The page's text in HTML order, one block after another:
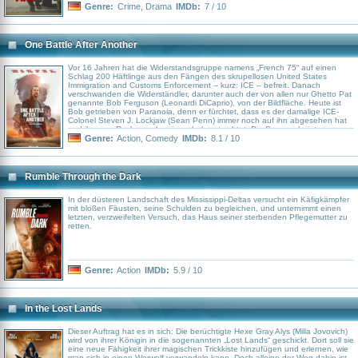
des Präsidenten erheblich erschwert. Es beginnt ein Wettlauf mit der Zeit,
Genre: Crime Drama IMDb: 7 / 10
One Battle After Another
Vor 16 Jahren hat die Widerstandsgruppe namens „French 75“ auf einen
Schlag 200 Häftlinge aus den Fängen des skrupellosen United States
Immigration and Customs Enforcement – kurz: ICE – befreit. Danach
verschwanden die Widerständler, darunter auch der von allen nur Ghetto Pat
genannte Bob Ferguson (Leonardi DiCaprio), von der Bildfläche. Heute ist
Bob getrieben von Paranoia, denn er fürchtet, dass es der damalige ICE-
Colonel Steven J. Lockjaw (Sean Penn) immer noch auf ihn abgesehen hat
und ihm aus Rache nach seinem Leben trachtet. Die Sorge scheint
zumindest nicht unbegründet, denn heute ist Lockjaw komplett abgedriftet
Bobs Tochter Willa (Chase Infiniti) abgesehen. Zusammen mit seinen alten
Weggefährt*innen Sensei Segio (Benicio del Toro), Deandra (Regina Hall)
und Perfidia Beverly Hills (Teyana Taylor) macht sich Bob also auf sich dem
extremistischen Colonel entgegenzustellen. Basiert auf dem Roman
„Vineland“ von Thomas Pynchon.
Genre: Action Comedy IMDb: 8.1 / 10
Rumble Through the Dark
In der düsteren Landschaft des Mississippi-Deltas versucht ein Käfigkämpfer
mit bloßen Fäusten, seine Schulden zu begleichen, und unternimmt einen
letzten, verzweifelten Versuch, das Haus seiner sterbenden Pflegemutter zu
retten.
Genre: Action IMDb: 5.9 / 10
In the Lost Lands
Dieser Auftrag hat es in sich: Die berüchtigte Hexe Gray Alys (Milla Jovovich)
wird von ihrer Königin in die sogenannten „Lost Lands“ geschickt. Dort soll sie
eine neue Fähigkeit ihrer magischen Trickkiste hinzufügen und erlernen, wie